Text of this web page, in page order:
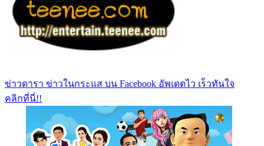
ข่าวดารา ข่าวในกระแส บน Facebook อัพเดตไว เร็วทันใจ
คลิกที่นี่!!